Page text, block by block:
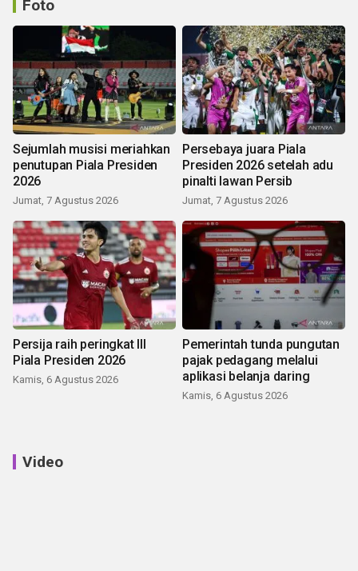
Foto
Sejumlah musisi meriahkan
penutupan Piala Presiden
2026
Jumat, 7 Agustus 2026
Persebaya juara Piala
Presiden 2026 setelah adu
pinalti lawan Persib
Jumat, 7 Agustus 2026
Persija raih peringkat III
Piala Presiden 2026
Kamis, 6 Agustus 2026
Pemerintah tunda pungutan
pajak pedagang melalui
aplikasi belanja daring
Kamis, 6 Agustus 2026
Video